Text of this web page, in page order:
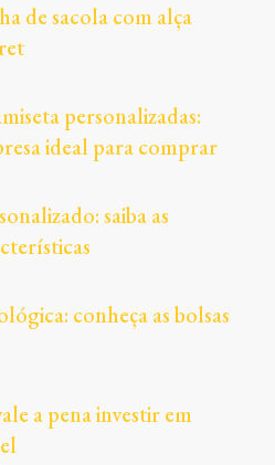
de sacola com alça
personalizadas:
ideal para comprar
saiba as
conheça as bolsas
a pena investir em